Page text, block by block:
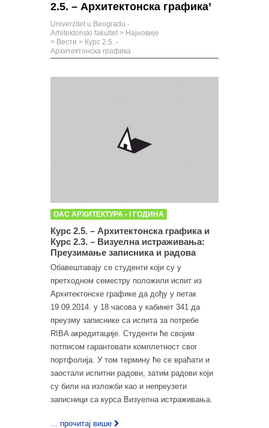
2.5. – Архитектонска графика’
Univerzitet u Beogradu -
Arhitektonski fakultet > Најновије
> Вести > Курс 2.5. -
Архитектонска графика
ОАС АРХИТЕКТУРА - I ГОДИНА
Курс 2.5. – Архитектонска графика и
Курс 2.3. – Визуелна истраживања:
Преузимање записника и радова
Обавештавају се студенти који су у
претходном семестру положили испит из
Архитектонске графике да дођу у петак
19.09.2014. у 18 часова у кабинет 341 да
преузму записнике са испита за потребе
RIBA акредитације. Студенти ће својим
потписом гарантовати комплетност свог
портфолија. У том термину ће се враћати и
заостали испитни радови, затим радови који
су били на изложби као и непреузети
записници са курса Визуелна истраживања.
... прочитај више